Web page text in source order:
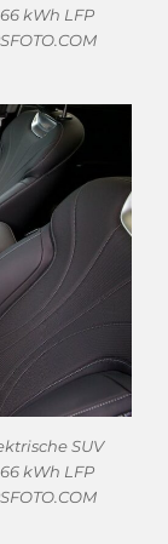
kWh LFP
SUV
kWh LFP